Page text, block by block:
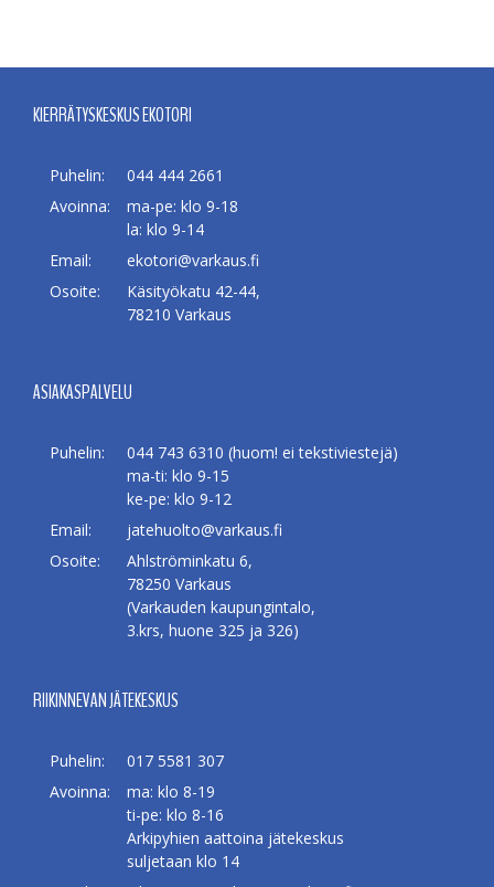
KIERRÄTYSKESKUS EKOTORI
Puhelin:
044 444 2661
Avoinna:
ma-pe: klo 9-18
la: klo 9-14
Email:
ekotori@varkaus.fi
Osoite:
Käsityökatu 42-44,
78210 Varkaus
ASIAKASPALVELU
Puhelin:
044 743 6310 (huom! ei tekstiviestejä)
ma-ti: klo 9-15
ke-pe: klo 9-12
Email:
jatehuolto@varkaus.fi
Osoite:
Ahlströminkatu 6,
78250 Varkaus
(Varkauden kaupungintalo,
3.krs, huone 325 ja 326)
RIIKINNEVAN JÄTEKESKUS
Puhelin:
017 5581 307
Avoinna:
ma: klo 8-19
ti-pe: klo 8-16
Arkipyhien aattoina jätekeskus
suljetaan klo 14